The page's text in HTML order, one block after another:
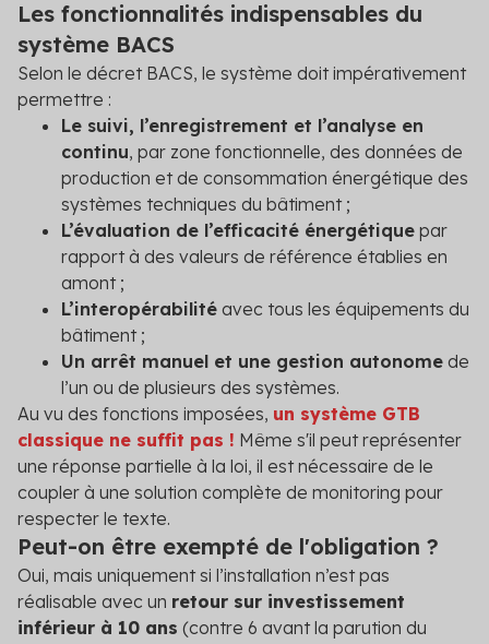
Les fonctionnalités indispensables du
système BACS
Selon le décret BACS, le système doit impérativement
permettre :
Le suivi, l’enregistrement et l’analyse en
continu, par zone fonctionnelle, des données de
production et de consommation énergétique des
systèmes techniques du bâtiment ;
L’évaluation de l’efficacité énergétique par
rapport à des valeurs de référence établies en
amont ;
L’interopérabilité avec tous les équipements du
bâtiment ;
Un arrêt manuel et une gestion autonome de
l’un ou de plusieurs des systèmes.
Au vu des fonctions imposées, un système GTB
classique ne suffit pas ! Même s'il peut représenter
une réponse partielle à la loi, il est nécessaire de le
coupler à une solution complète de monitoring pour
respecter le texte.
Peut-on être exempté de l'obligation ?
Oui, mais uniquement si l’installation n’est pas
réalisable avec un retour sur investissement
inférieur à 10 ans (contre 6 avant la parution du